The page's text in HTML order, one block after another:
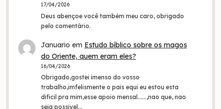
17/04/2026
Deus abençoe você também meu caro, obrigado
pelo comentário.
Januario em Estudo bíblico sobre os magos
do Oriente, quem eram eles?
16/04/2026
Obrigado,gostei imenso do vosso
trabalho,imfelismente o pais equi eu estou esta
dificil pra mim,esse apoio mensal......,nao que, nao
seja possivel…